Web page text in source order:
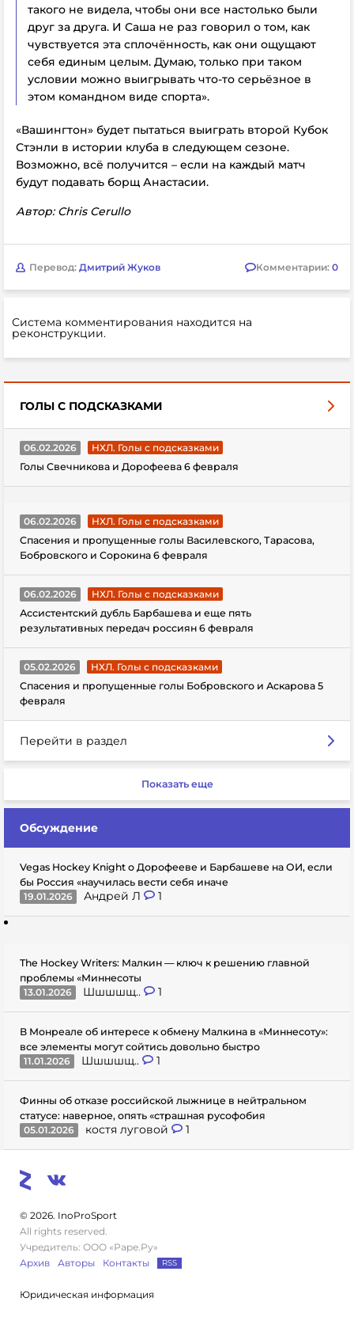
такого не видела, чтобы они все настолько были
друг за друга. И Саша не раз говорил о том, как
чувствуется эта сплочённость, как они ощущают
себя единым целым. Думаю, только при таком
условии можно выигрывать что-то серьёзное в
этом командном виде спорта».
«Вашингтон» будет пытаться выиграть второй Кубок
Стэнли в истории клуба в следующем сезоне.
Возможно, всё получится – если на каждый матч
будут подавать борщ Анастасии.
Автор:Chris Cerullo
Перевод: Дмитрий Жуков Комментарии: 0
Система комментирования находится на
реконструкции.
ГОЛЫ С ПОДСКАЗКАМИ
06.02.2026
НХЛ. Голы с подсказками
Голы Свечникова и Дорофеева 6 февраля
06.02.2026
НХЛ. Голы с подсказками
Спасения и пропущенные голы Василевского, Тарасова,
Бобровского и Сорокина 6 февраля
06.02.2026
НХЛ. Голы с подсказками
Ассистентский дубль Барбашева и еще пять
результативных передач россиян 6 февраля
05.02.2026
НХЛ. Голы с подсказками
Спасения и пропущенные голы Бобровского и Аскарова 5
февраля
Перейти в раздел
Показать еще
Обсуждение
Vegas Hockey Knight о Дорофееве и Барбашеве на ОИ, если
бы Россия «научилась вести себя иначе
19.01.2026
Андрей Л 1
The Hockey Writers: Малкин — ключ к решению главной
проблемы «Миннесоты
13.01.2026
Шшшшщ.. 1
В Монреале об интересе к обмену Малкина в «Миннесоту»:
все элементы могут сойтись довольно быстро
11.01.2026
Шшшшщ.. 1
Финны об отказе российской лыжнице в нейтральном
статусе: наверное, опять «страшная русофобия
05.01.2026
костя луговой 1
© 2026. InoProSport
All rights reserved.
Учредитель: ООО «Раре.Ру»
Архив
Авторы Контакты RSS
Юридическая информация